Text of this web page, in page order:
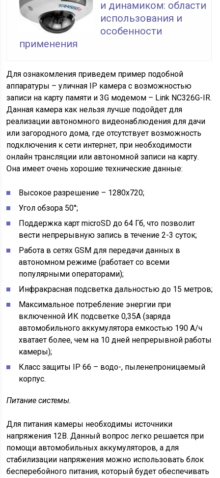
и динамиком: области
использования и
особенности
применения
Для ознакомления приведем пример подобной
аппаратуры – уличная IP камера с возможностью
записи на карту памяти и 3G модемом – Link NC326G-IR.
Данная камера как нельзя лучше подойдет для
реализации автономного видеонаблюдения для дачи
или загородного дома, где отсутствует возможность
подключения к сети интернет, при необходимости
онлайн трансляции или автономной записи на карту.
Она имеет очень хорошие технические данные:
Высокое разрешение – 1280х720;
Угол обзора 50°;
Поддержка карт microSD до 64 Гб, что позволит
вести непрерывную запись в течение 2-3 суток;
Работа в сетях GSM для передачи данных в
автономном режиме (работает со всеми
популярными операторами);
Инфракрасная подсветка дальностью до 15 метров;
Максимальное потребление энергии при
включенной ИК подсветке 0,35А (заряда
автомобильного аккумулятора емкостью 190 А/ч
хватает более, чем на 10 дней непрерывной работы
камеры);
Класс защиты IP 66 – водо-, пыленепроницаемый
корпус.
Питание системы.
Для питания камеры необходимы источники
напряжения 12В. Данный вопрос легко решается при
помощи автомобильных аккумуляторов, а для
стабилизации напряжения можно использовать блок
бесперебойного питания, который будет обеспечивать